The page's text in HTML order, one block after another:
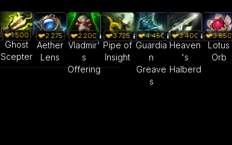
1 500
Ghost
Scepter
2 275
Aether
Lens
2 200
Vladmir'
s
Offering
3 725
Pipe of
Insight
4 450
Guardia
n
Greave
s
3 400
Heaven
's
Halberd
3 850
Lotus
Orb